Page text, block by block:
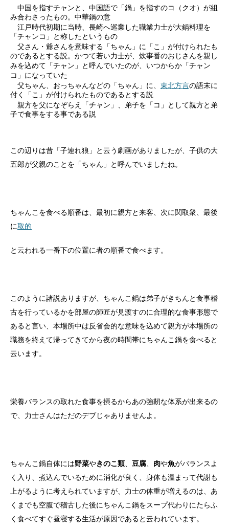
中国を指すチャンと、中国語で「鍋」を指すのコ（クオ）が組
み合わさったもの。中華鍋の意
江戸時代初期に当時、長崎へ巡業した職業力士が大鍋料理を
「チャンコ」と称したというもの
父さん・爺さんを意味する「ちゃん」に「こ」が付けられたも
のであるとする説。かつて若い力士が、炊事番のおじさんを親し
みを込めて「チャン」と呼んでいたのが、いつからか「チャン
コ」になっていた
父ちゃん、おっちゃんなどの「ちゃん」に、 東北方言の語末に
付く「こ」が付けられたものであるとする説
親方を父になぞらえ「チャン」、弟子を「コ」として親方と弟
子で食事をする事である説
この辺りは昔「子連れ狼」と云う劇画がありましたが、子供の大
五郎が父親のことを「ちゃん」と呼んでいましたね。
ちゃんこを食べる順番は、最初に親方と来客、次に関取衆、最後
に取的
と云われる一番下の位置に者の順番で食べます。
このように諸説ありますが、ちゃんこ鍋は弟子がきちんと食事稽
古を行っているかを部屋の師匠が見渡すのに合理的な食事形態で
あると言い、本場所中は反省会的な意味を込めて親方が本場所の
職務を終えて帰ってきてから夜の時間帯にちゃんこ鍋を食べると
云います。
栄養バランスの取れた食事を摂るからあの強靭な体系が出来るの
で、力士さんはただのデブじゃありませんよ。
ちゃんこ鍋自体には野菜やきのこ類 豆腐 肉や魚がバランスよ
く入り、煮込んでいるために消化が良く、身体も温まって代謝も
上がるように考えられていますが、力士の体重が増えるのは、あ
くまでも空腹で稽古した後にちゃんこ鍋をスープ代わりにたらふ
く食べてすぐ昼寝する生活が原因であると云われています。